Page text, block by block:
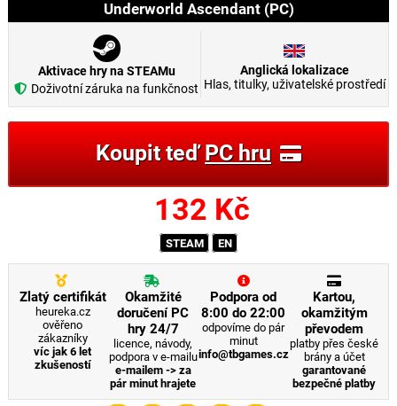
Underworld Ascendant (PC)
Aktivace hry na STEAMu
Doživotní záruka na funkčnost
Anglická lokalizace
Hlas, titulky, uživatelské prostředí
Koupit teďPC hru
132 Kč
STEAM EN
Zlatý certifikát
heureka.cz
ověřeno
zákazníky
víc jak 6 let
zkušeností
Okamžité
doručení PC
hry 24/7
licence, návody,
podpora v e-mailu
e-mailem -> za
pár minut hrajete
Podpora od
8:00 do 22:00
odpovíme do pár
minut
info@tbgames.cz
Kartou,
okamžitým
převodem
platby přes české
brány a účet
garantované
bezpečné platby